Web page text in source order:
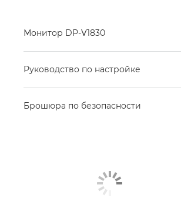
Монитор DP-V1830
Руководство по настройке
Брошюра по безопасности